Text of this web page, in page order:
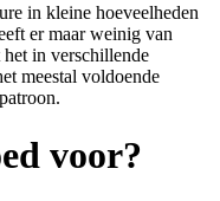
in kleine hoeveelheden
er maar weinig van
in verschillende
meestal voldoende
voor?